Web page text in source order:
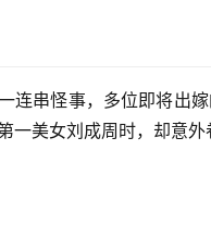
连串怪事，多位即将出
一美女刘成周时，却意